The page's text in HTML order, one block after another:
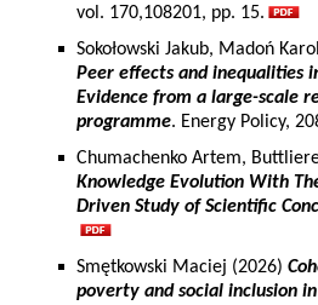
vol. 170,108201, pp. 15.
Sokołowski Jakub, Madoń
Peer effects and inequalities
Evidence from a large-scale
programme. Energy Policy,
Chumachenko Artem,
Knowledge Evolution With
Driven Study of Scientific
Smętkowski Maciej (2026)
poverty and social inclusion